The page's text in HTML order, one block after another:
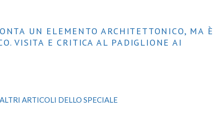
UN ELEMENTO ARCHITETTONICO, MA È
VISITA E CRITICA AL PADIGLIONE AI
ARTICOLI DELLO SPECIALE